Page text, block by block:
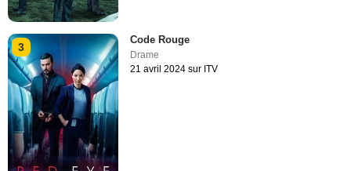
3
Code Rouge
Drame
21 avril 2024 sur ITV